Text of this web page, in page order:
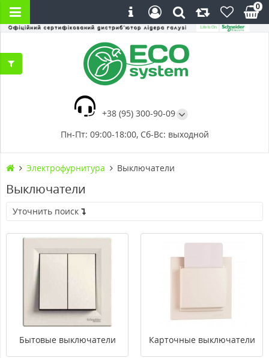
+38 (95) 300-90-09
Пн-Пт: 09:00-18:00, Сб-Вс: выходной
0
Электрофурнитура Выключатели
Выключатели
Уточнить поиск
Бытовые выключатели Карточные выключатели